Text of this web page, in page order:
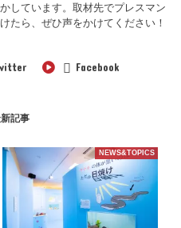
しています。取材先でプレスマン
たら、ぜひ声をかけてください！
Facebook
記事
NEWS&TOPICS